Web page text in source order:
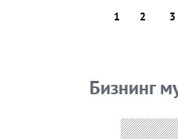
1 2 3
Бизнинг